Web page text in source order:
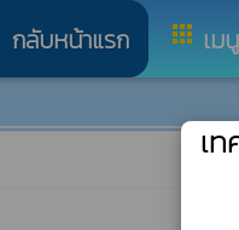
กลับหน้าแรก apps เม
เ